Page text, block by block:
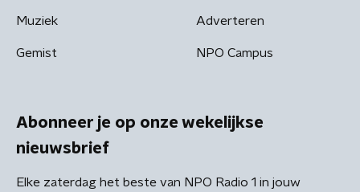
Muziek
Gemist
Adverteren
NPO Campus
Abonneer je op onze wekelijkse
nieuwsbrief
Elke zaterdag het beste van NPO Radio 1 in jouw